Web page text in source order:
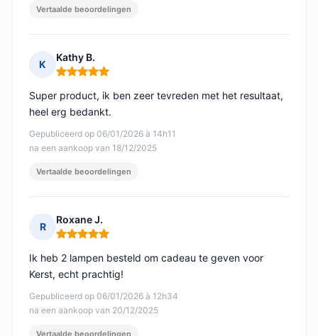
Vertaalde beoordelingen
K
Kathy B.
Opmerking: 5 van 5
Gepubliceerd op 06/01/2026 à 14h11
na een aankoop van 18/12/2025
Super product, ik ben zeer tevreden met het resultaat,
heel erg bedankt.
Vertaalde beoordelingen
R
Roxane J.
Opmerking: 5 van 5
Gepubliceerd op 06/01/2026 à 12h34
na een aankoop van 20/12/2025
Ik heb 2 lampen besteld om cadeau te geven voor
Kerst, echt prachtig!
Vertaalde beoordelingen